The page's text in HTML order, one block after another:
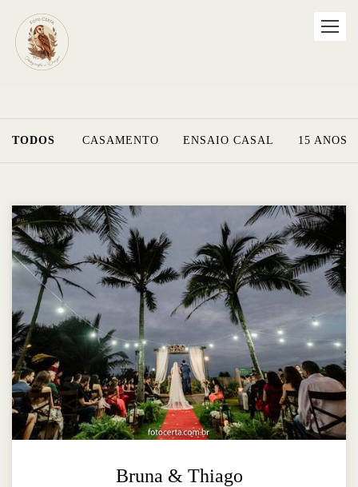
TODOS CASAMENTO ENSAIO CASAL 15 ANOS
Bruna & Thiago